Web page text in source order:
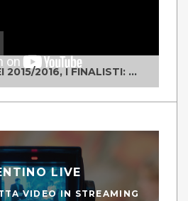
UNO TWO DREI 2015/2016, I FINALISTI: CLASSE IV ALS ISTITUTO "DEGASPERI" BORGO VALSUGANA
LIVE
VIDEO IN STREAMING